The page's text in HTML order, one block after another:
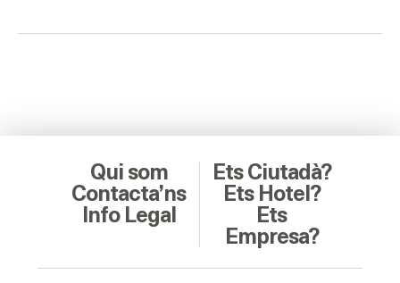
Qui som
Contacta’ns
Info Legal
Ets Ciutadà?
Ets Hotel?
Ets
Empresa?